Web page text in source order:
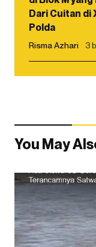
Dari Cuitan di
Polda
Risma Azhari 3
You May